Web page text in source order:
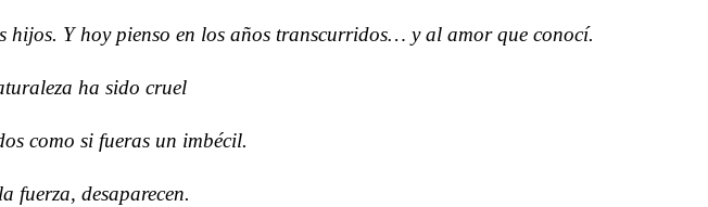
hijos. Y hoy pienso en los años transcurridos… y al amor que conocí.
ha sido cruel
como si fueras un imbécil.
fuerza, desaparecen.